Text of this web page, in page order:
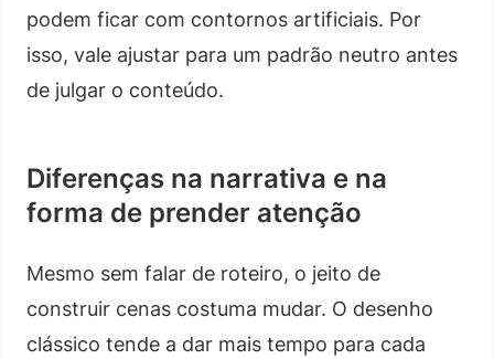
podem ficar com contornos artificiais. Por
isso, vale ajustar para um padrão neutro antes
de julgar o conteúdo.
Diferenças na narrativa e na
forma de prender atenção
Mesmo sem falar de roteiro, o jeito de
construir cenas costuma mudar. O desenho
clássico tende a dar mais tempo para cada